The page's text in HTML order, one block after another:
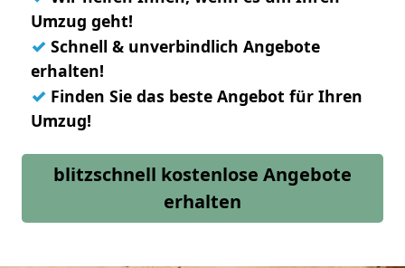
Umzug geht!
✓ Schnell & unverbindlich Angebote
erhalten!
✓ Finden Sie das beste Angebot für Ihren
Umzug!
blitzschnell kostenlose Angebote
erhalten